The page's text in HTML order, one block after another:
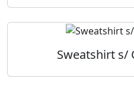
Sweatshirt s/